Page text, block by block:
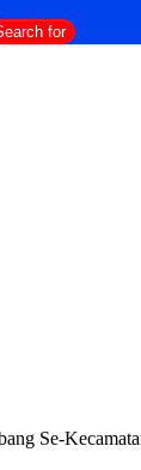
for
Se-